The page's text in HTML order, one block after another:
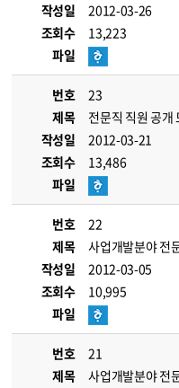
작성일
2012-03-26
조회수
13,223
파일
번호
23
제목
전문직 직원 공개
작성일
2012-03-21
조회수
13,486
파일
번호
22
제목
사업개발분야 전
작성일
2012-03-05
조회수
10,995
파일
번호
21
제목
사업개발분야 전